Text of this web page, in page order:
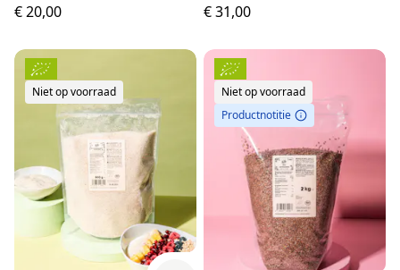
€ 20,00
€ 31,00
Niet op voorraad
Niet op voorraad
Productnotitie